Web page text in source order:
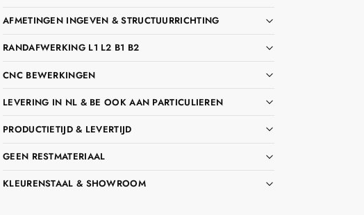
AFMETINGEN INGEVEN & STRUCTUURRICHTING
RANDAFWERKING L1 L2 B1 B2
CNC BEWERKINGEN
LEVERING IN NL & BE OOK AAN PARTICULIEREN
PRODUCTIETIJD & LEVERTIJD
GEEN RESTMATERIAAL
KLEURENSTAAL & SHOWROOM